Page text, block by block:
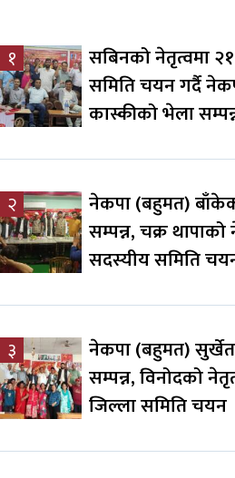
१
सबिनको नेतृत्वमा
समिति चयन गर्दै
कास्कीको भेला
२
नेकपा (बहुमत)
सम्पन्न, चक्र
सदस्यीय समिति
३
नेकपा (बहुमत)
सम्पन्न, विनोदको
जिल्ला समिति चयन